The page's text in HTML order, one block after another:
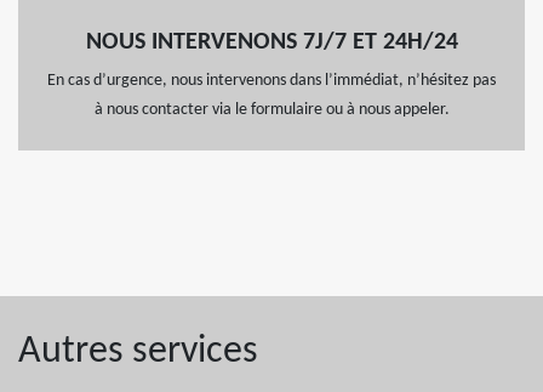
NOUS INTERVENONS 7J/7 ET 24H/24
En cas d’urgence, nous intervenons dans l’immédiat, n’hésitez pas
à nous contacter via le formulaire ou à nous appeler.
Autres services